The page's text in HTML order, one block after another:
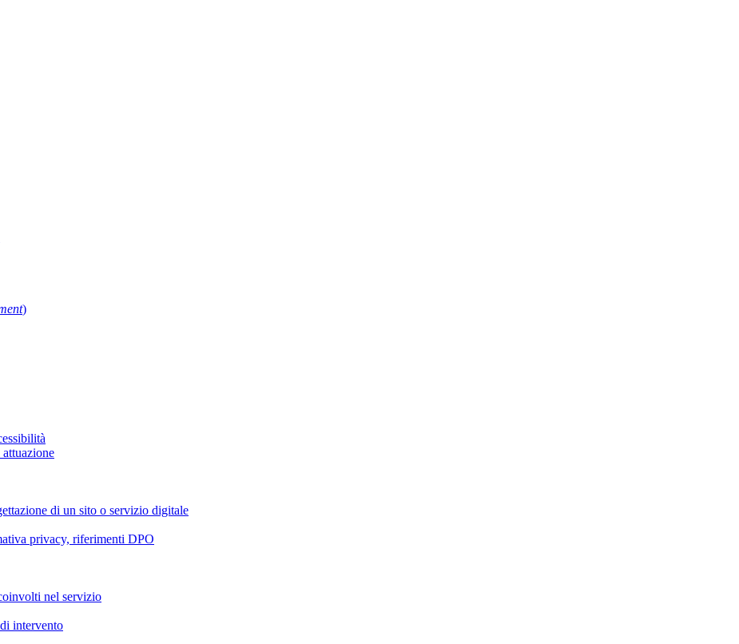
)
di un sito o servizio digitale
privacy, riferimenti DPO
nel servizio
intervento